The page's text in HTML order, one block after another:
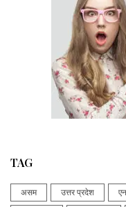
TAG
असम उत्तर प्रदेश